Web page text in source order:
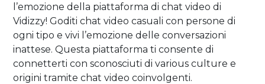
l’emozione della piattaforma di chat video di
Vidizzy! Goditi chat video casuali con persone di
ogni tipo e vivi l’emozione delle conversazioni
inattese. Questa piattaforma ti consente di
connetterti con sconosciuti di various culture e
origini tramite chat video coinvolgenti.